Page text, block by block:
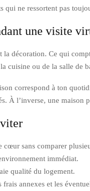
qui ne ressortent pas
une visite
la décoration. Ce qui
cuisine ou de la salle
correspond à ton
À l’inverse, une
cœur sans comparer
immédiat.
qualité du logement.
annexes et les